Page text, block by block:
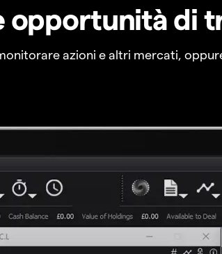
opportunità di
azioni e altri mercati,